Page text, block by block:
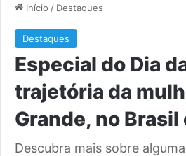
Início / Destaques
Destaques
Especial do Dia
trajetória da
Grande, no
Descubra mais sobre